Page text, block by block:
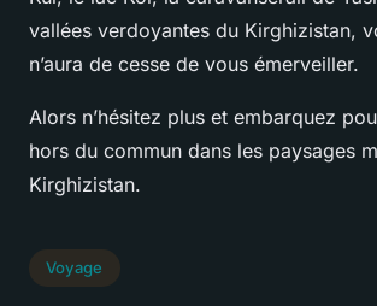
vallées verdoyantes du Kirghizistan,
n’aura de cesse de vous émerveiller.
Alors n’hésitez plus et embarquez
hors du commun dans les paysages
Kirghizistan.
Voyage